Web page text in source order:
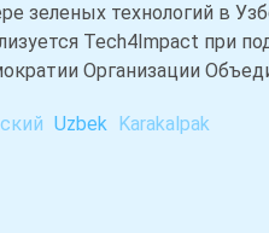
зеленых технологий в
Tech4Impact при
Организации
Uzbek Karakalpak